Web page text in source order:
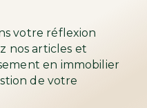
votre réflexion
nos articles et
en immobilier
de votre